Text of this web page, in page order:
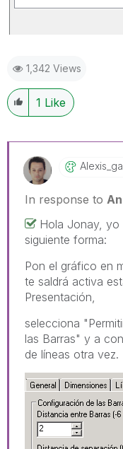
1,342 Views
1 Like
In response to
Hola Jonay, yo
siguiente forma:
Pon el gráfico en
te saldrá activa
Presentación,
selecciona
las Barras" y a
de líneas otra vez.